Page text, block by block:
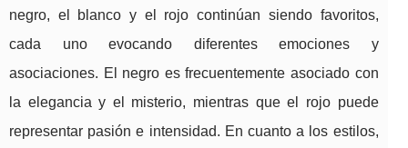
negro, el blanco y el rojo continúan siendo favoritos,
cada uno evocando diferentes emociones y
asociaciones. El negro es frecuentemente asociado con
la elegancia y el misterio, mientras que el rojo puede
representar pasión e intensidad. En cuanto a los estilos,